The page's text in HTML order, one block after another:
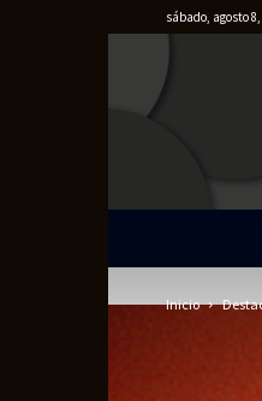
sábado, agosto 8,
Inicio